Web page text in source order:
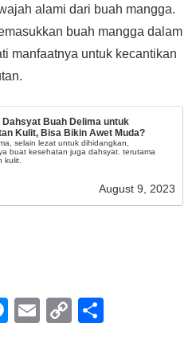
alami dari buah mangga.
buah mangga dalam
manfaatnya untuk kecantikan
Dahsyat Buah Delima untuk
Kulit, Bisa Bikin Awet Muda?
selain lezat untuk dihidangkan,
buat kesehatan juga dahsyat. terutama
kulit.
August 9, 2023
M
E
C